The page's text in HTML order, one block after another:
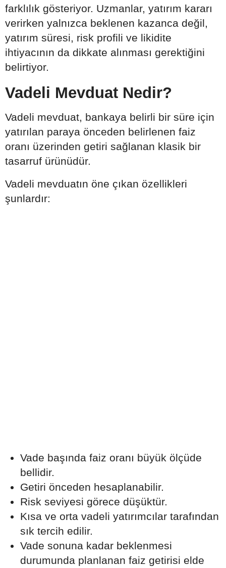
farklılık gösteriyor. Uzmanlar, yatırım kararı
verirken yalnızca beklenen kazanca değil,
yatırım süresi, risk profili ve likidite
ihtiyacının da dikkate alınması gerektiğini
belirtiyor.
Vadeli Mevduat Nedir?
Vadeli mevduat, bankaya belirli bir süre için
yatırılan paraya önceden belirlenen faiz
oranı üzerinden getiri sağlanan klasik bir
tasarruf ürünüdür.
Vadeli mevduatın öne çıkan özellikleri
şunlardır:
Vade başında faiz oranı büyük ölçüde
bellidir.
Getiri önceden hesaplanabilir.
Risk seviyesi görece düşüktür.
Kısa ve orta vadeli yatırımcılar tarafından
sık tercih edilir.
Vade sonuna kadar beklenmesi
durumunda planlanan faiz getirisi elde